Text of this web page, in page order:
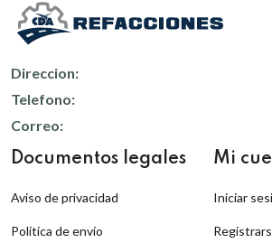
Direccion:
Telefono:
Correo:
Documentos legales
Aviso de privacidad
Politica de envío
Mi
Iniciar